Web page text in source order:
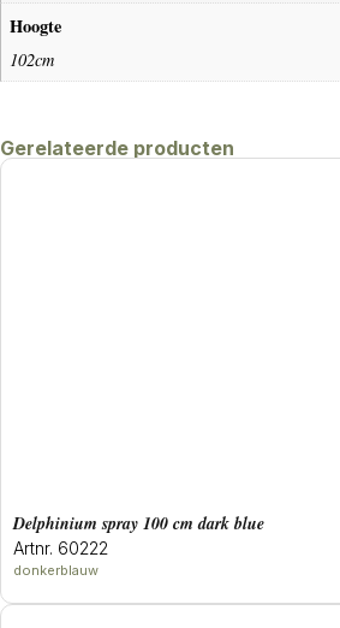
Hoogte
102cm
Gerelateerde producten
delphinium spray 100 cm dark blue
Artnr. 60222
donkerblauw